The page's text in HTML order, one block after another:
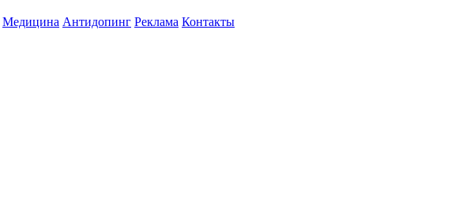
Медицина Антидопинг Реклама Контакты